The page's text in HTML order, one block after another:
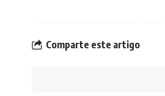
Comparte este artigo